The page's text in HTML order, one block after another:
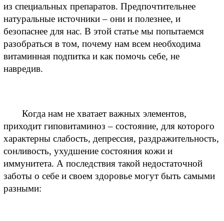
из специальных препаратов. Предпочтительнее
натуральные источники – они и полезнее, и
безопаснее для нас. В этой статье мы попытаемся
разобраться в том, почему нам всем необходима
витаминная подпитка и как помочь себе, не
навредив.
приходит гиповитаминоз – состояние, для которого
характерны слабость, депрессия, раздражительность,
сонливость, ухудшение состояния кожи и
иммунитета. А последствия такой недостаточной
заботы о себе и своем здоровье могут быть самыми
разными: